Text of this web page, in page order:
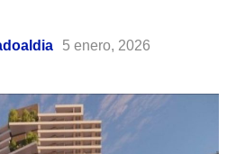
5 enero, 2026